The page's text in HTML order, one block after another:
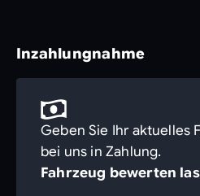
Inzahlungnahme
Geben Sie Ihr aktuelles
bei uns in Zahlung.
Fahrzeug bewerten